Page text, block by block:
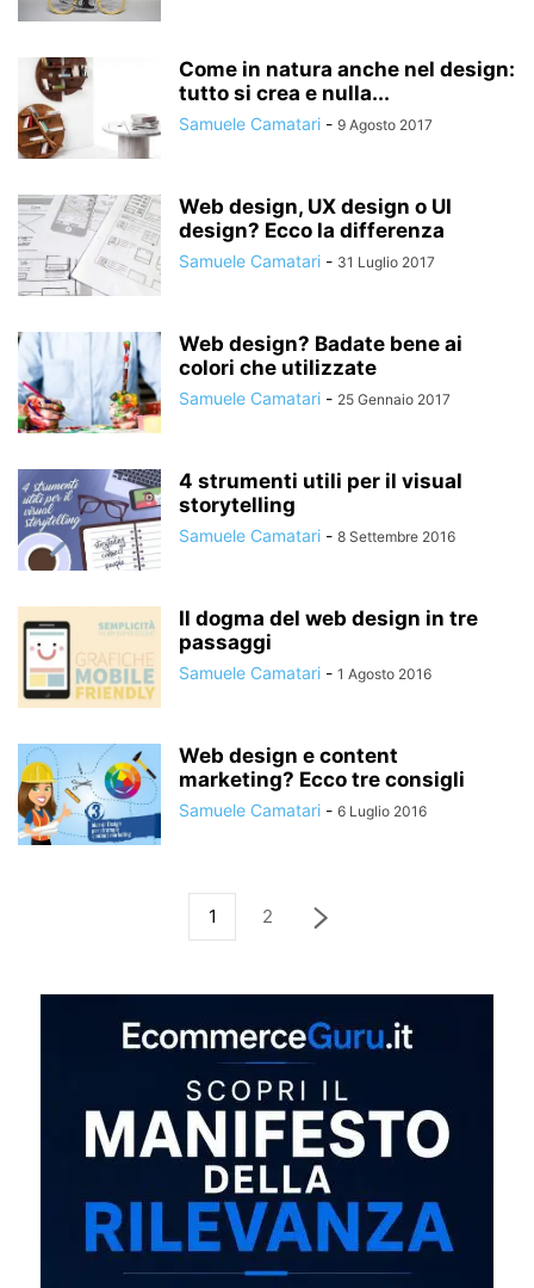
Come in natura anche nel design:
tutto si crea e nulla...
Samuele Camatari - 9 Agosto 2017
Web design, UX design o UI
design? Ecco la differenza
Samuele Camatari - 31 Luglio 2017
Web design? Badate bene ai
colori che utilizzate
Samuele Camatari - 25 Gennaio 2017
4 strumenti utili per il visual
storytelling
Samuele Camatari - 8 Settembre 2016
Il dogma del web design in tre
passaggi
Samuele Camatari - 1 Agosto 2016
Web design e content
marketing? Ecco tre consigli
Samuele Camatari - 6 Luglio 2016
1 2